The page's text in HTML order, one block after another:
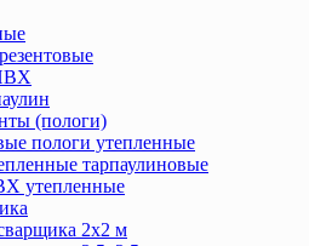
(пологи)
пологи утепленные
тарпаулиновые
утепленные
2х2 м